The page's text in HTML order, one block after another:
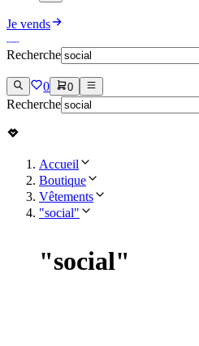
Je vends
Recherche
0 0
Recherche
Accueil
Boutique
Vêtements
"social"
"social"